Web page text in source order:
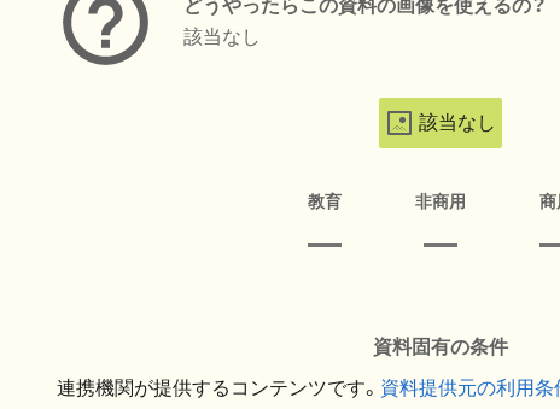
どうやったらこの資料の画像を使えるの？
該当なし
該当なし
教育 非商用 商
資料固有の条件
連携機関が提供するコンテンツです。 資料提供元の利用条